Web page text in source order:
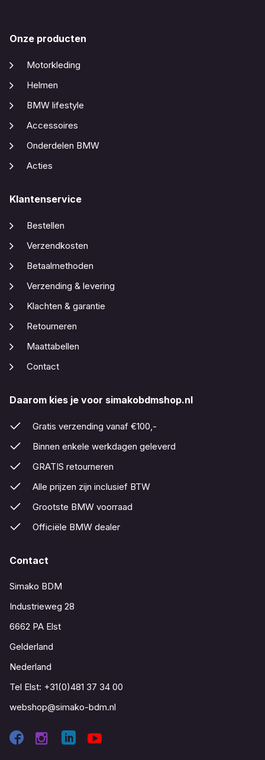
Onze producten
Motorkleding
Helmen
BMW lifestyle
Accessoires
Onderdelen BMW
Acties
Klantenservice
Bestellen
Verzendkosten
Betaalmethoden
Verzending & levering
Klachten & garantie
Retourneren
Maattabellen
Contact
Daarom kies je voor simakobdmshop.nl
Gratis verzending vanaf €100,-
Binnen enkele werkdagen geleverd
GRATIS retourneren
Alle prijzen zijn inclusief BTW
Grootste BMW voorraad
Officiële BMW dealer
Contact
Simako BDM
Industrieweg 28
6662 PA Elst
Gelderland
Nederland
Tel Elst: +31(0)481 37 34 00
webshop@simako-bdm.nl